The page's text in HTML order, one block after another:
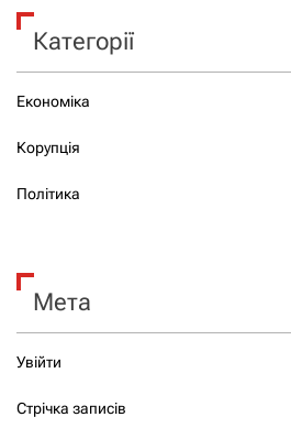
Категорії
Економіка
Корупція
Політика
Мета
Увійти
Стрічка записів